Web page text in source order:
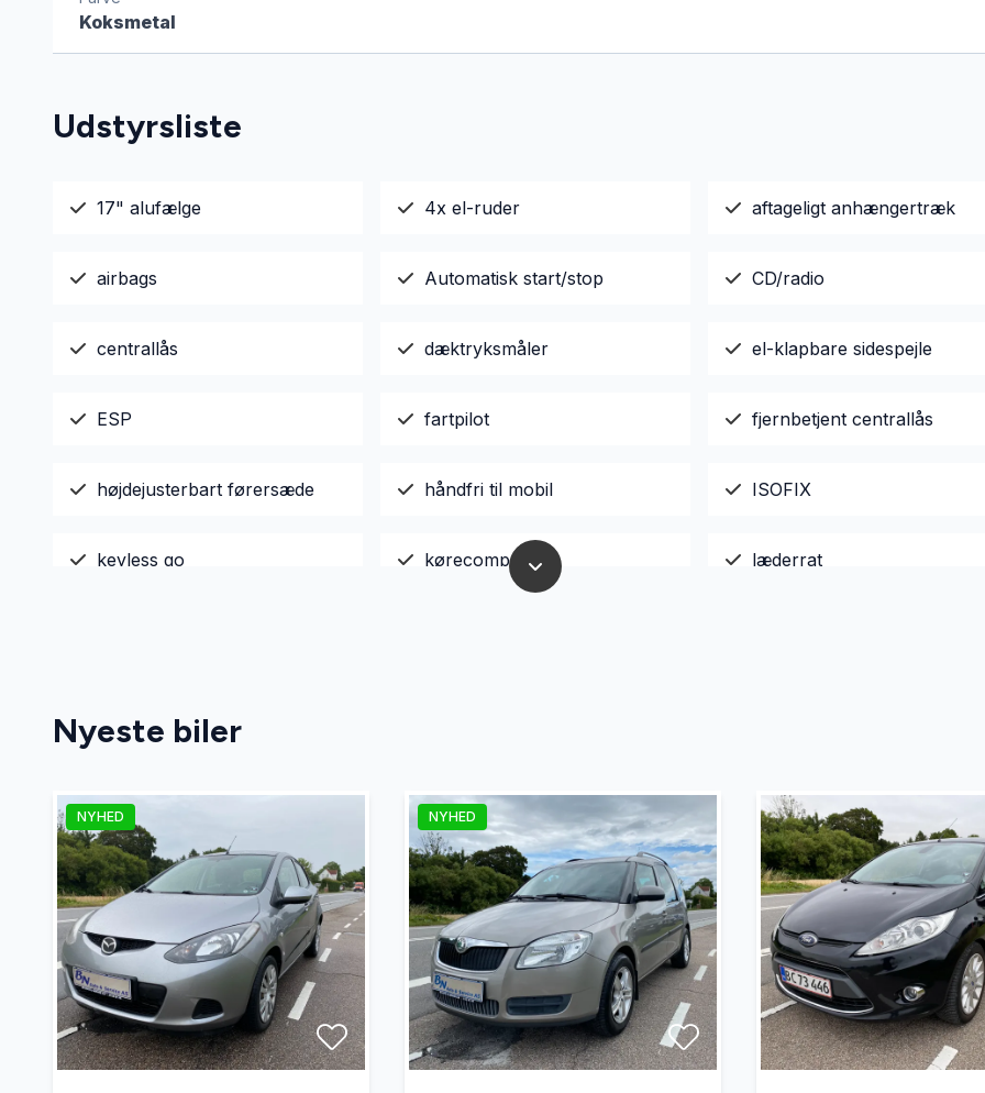
Koksmetal
Udstyrsliste
17" alufælge 4x el-ruder aftageligt anhængertræk
airbags Automatisk start/stop CD/radio
centrallås dæktryksmåler el-klapbare sidespejle
ESP fartpilot fjernbetjent centrallås
højdejusterbart førersæde håndfri til mobil ISOFIX
keyless go kørecomputer læderrat
Nyeste biler
NYHED NYHED